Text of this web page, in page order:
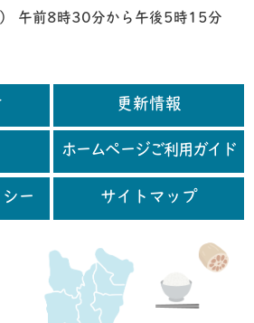
午前8時30分から午後5時15分
更新情報
ホームページご利用ガイド
ー サイトマップ